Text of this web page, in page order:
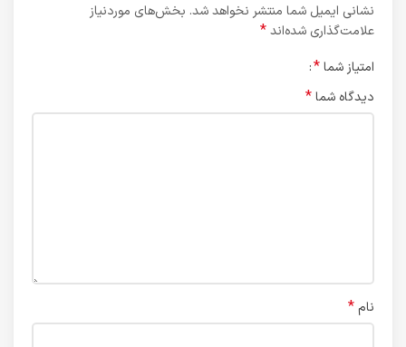
نشانی ایمیل شما منتشر نخواهد شد. بخش‌های موردنیاز
علامت‌گذاری شده‌اند*
امتیاز شما*
دیدگاه شما*
نام *